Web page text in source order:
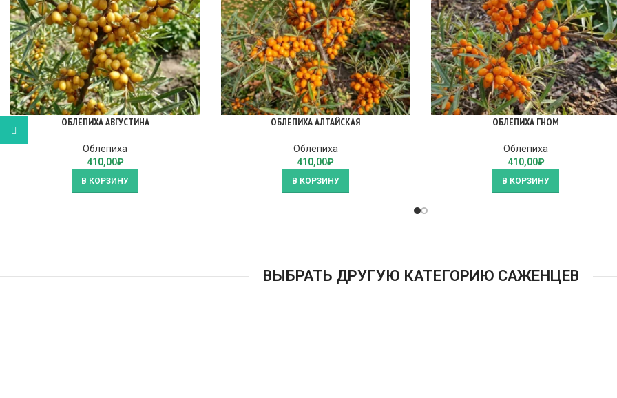
ОБЛЕПИХА АВГУСТИНА
Облепиха
410,00₽
В КОРЗИНУ
ОБЛЕПИХА АЛТАЙСКАЯ
Облепиха
410,00₽
В КОРЗИНУ
ОБЛЕПИХА ГНОМ
Облепиха
410,00₽
В КОРЗИНУ
ВЫБРАТЬ ДРУГУЮ КАТЕГОРИЮ САЖЕНЦЕВ